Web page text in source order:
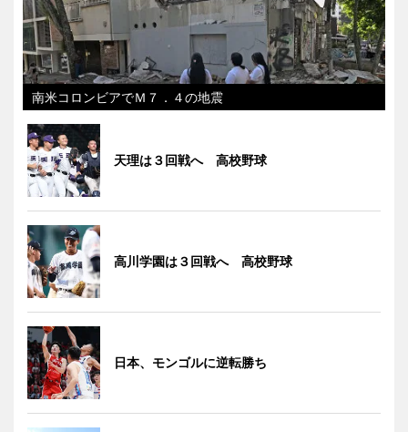
南米コロンビアでＭ７．４の地震
天理は３回戦へ 高校野球
高川学園は３回戦へ 高校野球
日本、モンゴルに逆転勝ち